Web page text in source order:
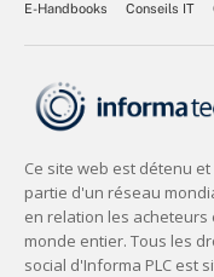
E-Handbooks Conseils IT